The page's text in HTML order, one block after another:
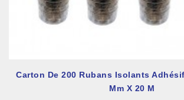
Carton De 200 Rubans Isolants
Mm X 20 M